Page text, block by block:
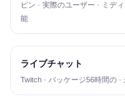
ピン · 実際のユーザー · ミデ
能
ライブチャット
Twitch · パッケージ56時間の ·